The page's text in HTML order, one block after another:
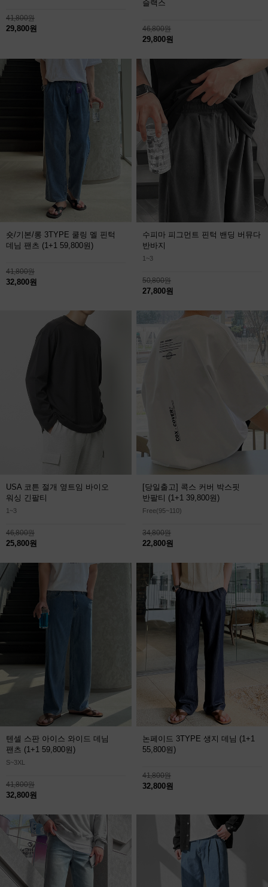
41,800원
29,800원
슬랙스
46,800원
29,800원
숏/기본/롱 3TYPE 쿨링 멜 핀턱
데님 팬츠 (1+1 59,800원)
41,800원
32,800원
수피마 피그먼트 핀턱 밴딩 버뮤다
반바지
1~3
50,800원
27,800원
USA 코튼 절개 옆트임 바이오
워싱 긴팔티
1~3
46,800원
25,800원
[당일출고] 콕스 커버 박스핏
반팔티 (1+1 39,800원)
Free(95~110)
34,800원
22,800원
텐셀 스판 아이스 와이드 데님
팬츠 (1+1 59,800원)
S~3XL
41,800원
32,800원
논페이드 3TYPE 생지 데님 (1+1
55,800원)
41,800원
32,800원